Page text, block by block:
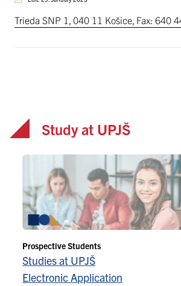
Trieda SNP 1, 040 11 Košice, Fax: 640
Study at UPJŠ
Prospective Students
Studies at UPJŠ
Electronic Application